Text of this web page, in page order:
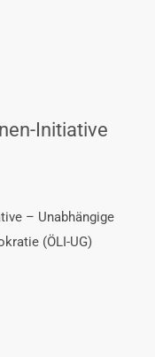
Initiative
– Unabhängige
(ÖLI-UG)